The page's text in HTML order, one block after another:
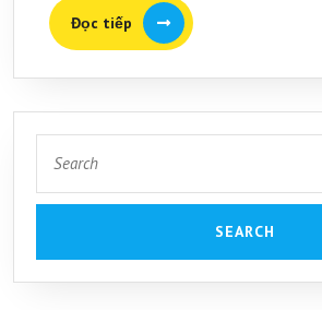
nhất
Đọc tiếp
Đọc
tiếp
for: